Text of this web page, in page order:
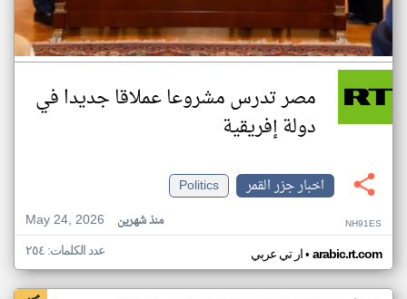
مصر تدرس مشروعا عملاقا جديدا في
دولة إفريقية
اخبار جزر القمر
Politics
May 24, 2026
منذ شهرين NH91ES
ار تي عربي• arabic.rt.com عدد الكلمات: ٢٥٤